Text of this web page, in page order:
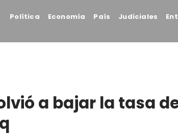
Política Economía País Judiciales
a bajar la tasa